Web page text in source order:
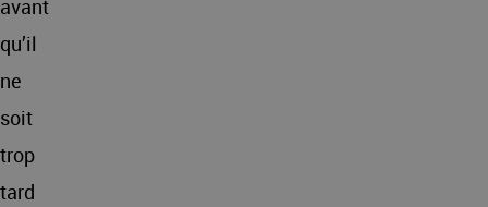
avant
qu’il
ne
soit
trop
tard